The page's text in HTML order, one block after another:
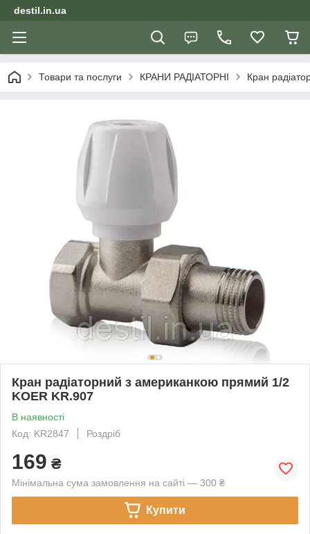
destil.in.ua
Товари та послуги КРАНИ РАДІАТОРНІ Кран
Кран радіаторний з американкою прямий 1/2
KOER KR.907
В наявності
Код: KR2847
Роздріб
169 ₴
Мінімальна сума замовлення на сайті — 300 ₴
Купити